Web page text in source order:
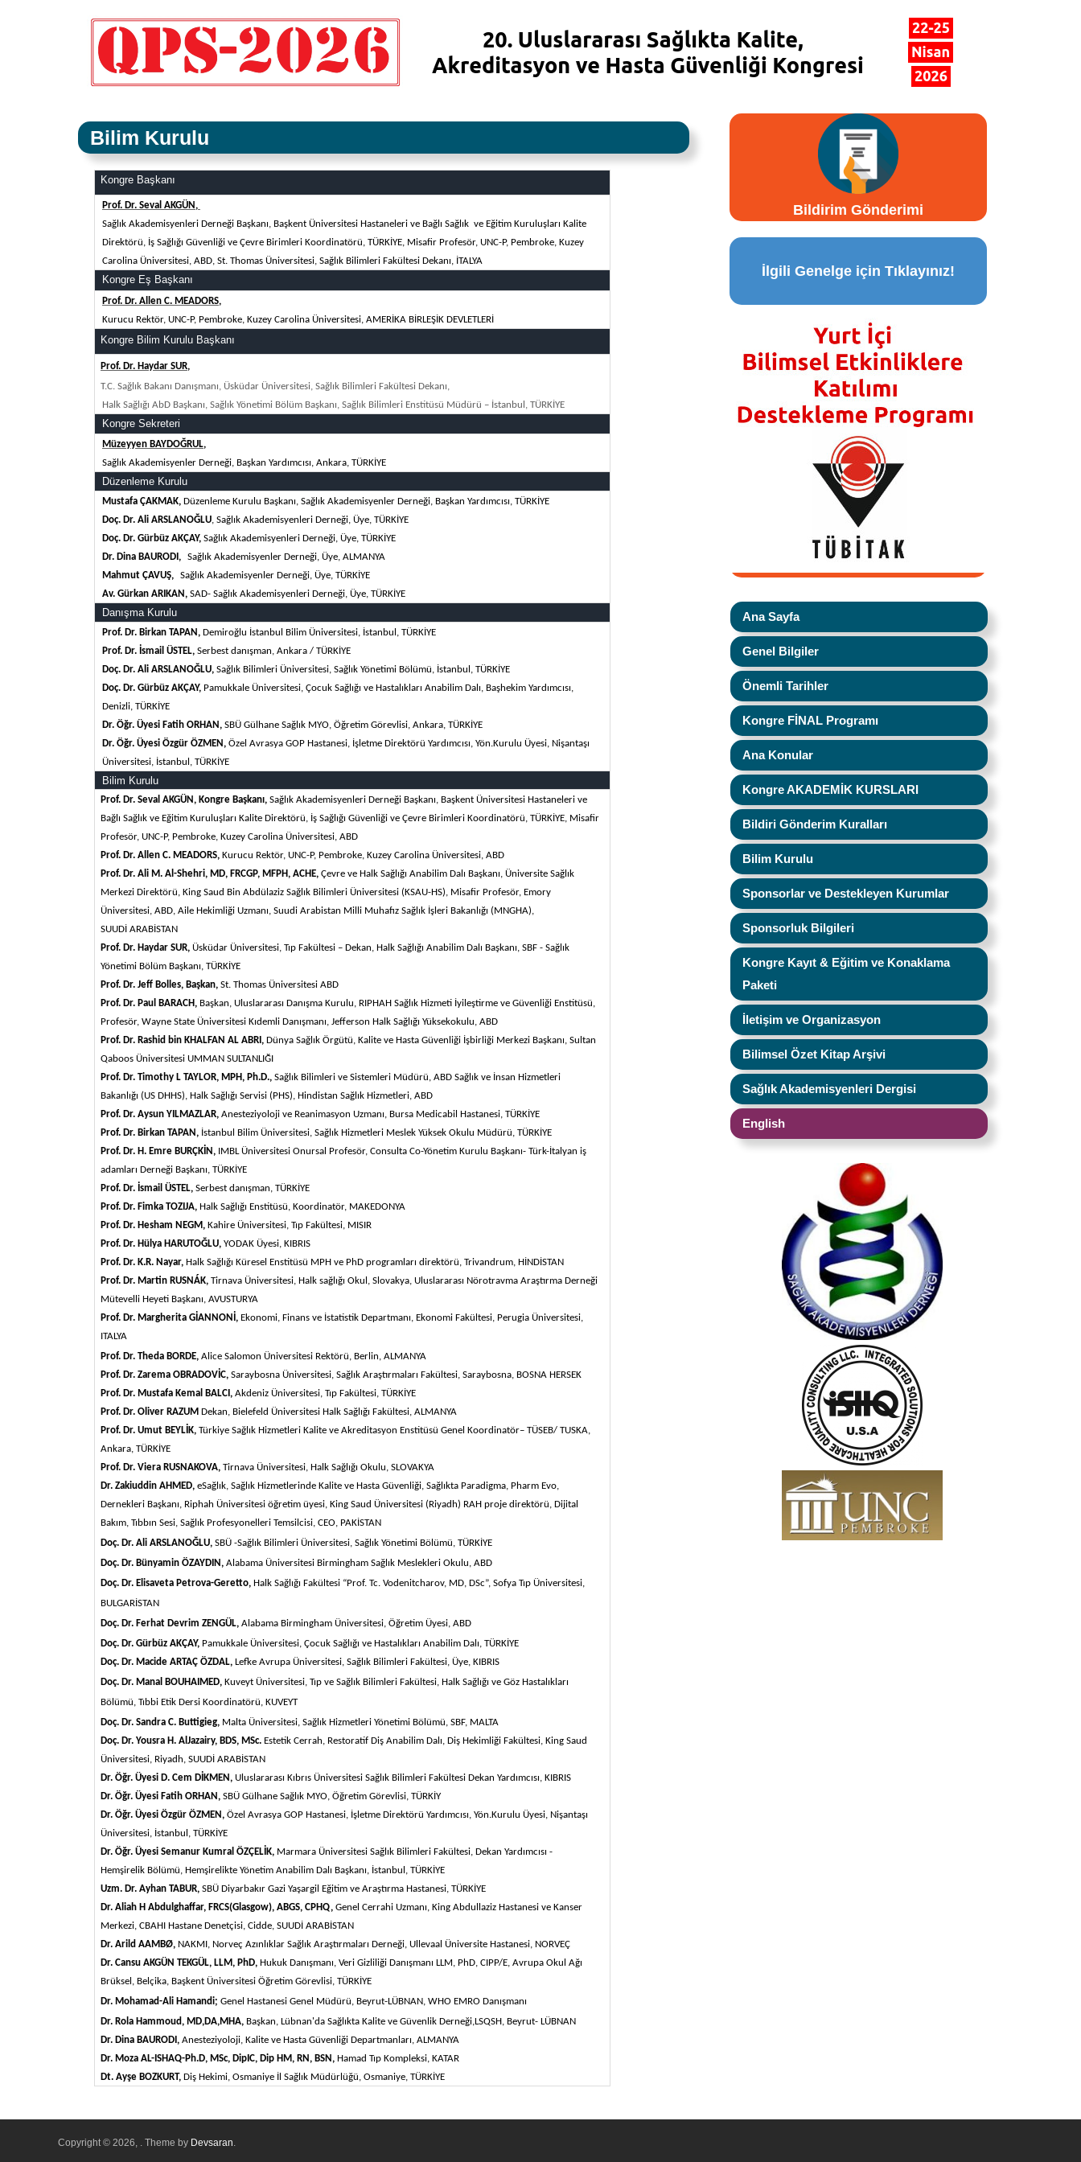
Bilim Kurulu
Kongre Başkanı
Prof. Dr. Seval AKGÜN,
Sağlık Akademisyenleri Derneği Başkanı, Başkent Üniversitesi Hastaneleri ve Bağlı Sağlık ve Eğitim Kuruluşları Kalite
Direktörü, İş Sağlığı Güvenliği ve Çevre Birimleri Koordinatörü, TÜRKİYE, Misafir Profesör, UNC-P, Pembroke, Kuzey
Carolina Üniversitesi, ABD, St. Thomas Üniversitesi, Sağlık Bilimleri Fakültesi Dekanı, İTALYA
Kongre Eş Başkanı
Prof. Dr. Allen C. MEADORS,
Kurucu Rektör, UNC-P, Pembroke, Kuzey Carolina Üniversitesi, AMERİKA BİRLEŞİK DEVLETLERİ
Kongre Bilim Kurulu Başkanı
Prof. Dr. Haydar SUR,
T.C. Sağlık Bakanı Danışmanı, Üsküdar Üniversitesi, Sağlık Bilimleri Fakültesi Dekanı,
Halk Sağlığı AbD Başkanı, Sağlık Yönetimi Bölüm Başkanı, Sağlık Bilimleri Enstitüsü Müdürü – İstanbul, TÜRKİYE
Kongre Sekreteri
Müzeyyen BAYDOĞRUL,
Sağlık Akademisyenler Derneği, Başkan Yardımcısı, Ankara, TÜRKİYE
Düzenleme Kurulu
Mustafa ÇAKMAK, Düzenleme Kurulu Başkanı, Sağlık Akademisyenler Derneği, Başkan Yardımcısı, TÜRKİYE
Doç. Dr. Ali ARSLANOĞLU, Sağlık Akademisyenleri Derneği, Üye, TÜRKİYE
Doç. Dr. Gürbüz AKÇAY, Sağlık Akademisyenleri Derneği, Üye, TÜRKİYE
Dr. Dina BAURODI,
Sağlık Akademisyenler Derneği, Üye, ALMANYA
Mahmut ÇAVUŞ,
Sağlık Akademisyenler Derneği, Üye, TÜRKİYE
Av. Gürkan ARIKAN, SAD- Sağlık Akademisyenleri Derneği, Üye, TÜRKİYE
Danışma Kurulu
Prof. Dr. Birkan TAPAN, Demiroğlu İstanbul Bilim Üniversitesi, İstanbul, TÜRKİYE
Prof. Dr. İsmail ÜSTEL, Serbest danışman, Ankara / TÜRKİYE
Doç. Dr. Ali ARSLANOĞLU, Sağlık Bilimleri Üniversitesi, Sağlık Yönetimi Bölümü, İstanbul, TÜRKİYE
Doç. Dr. Gürbüz AKÇAY, Pamukkale Üniversitesi, Çocuk Sağlığı ve Hastalıkları Anabilim Dalı, Başhekim Yardımcısı,
Denizli, TÜRKİYE
Dr. Öğr. Üyesi Fatih ORHAN, SBÜ Gülhane Sağlık MYO, Öğretim Görevlisi, Ankara, TÜRKİYE
Dr. Öğr. Üyesi Özgür ÖZMEN, Özel Avrasya GOP Hastanesi, İşletme Direktörü Yardımcısı, Yön.Kurulu Üyesi, Nişantaşı
Üniversitesi, İstanbul, TÜRKİYE
Bilim Kurulu
Prof. Dr. Seval AKGÜN, Kongre Başkanı, Sağlık Akademisyenleri Derneği Başkanı, Başkent Üniversitesi Hastaneleri ve
Bağlı Sağlık ve Eğitim Kuruluşları Kalite Direktörü, İş Sağlığı Güvenliği ve Çevre Birimleri Koordinatörü, TÜRKİYE, Misafir
Profesör, UNC-P, Pembroke, Kuzey Carolina Üniversitesi, ABD
Prof. Dr. Allen C. MEADORS, Kurucu Rektör, UNC-P, Pembroke, Kuzey Carolina Üniversitesi, ABD
Prof. Dr. Ali M. Al-Shehri, MD, FRCGP, MFPH, ACHE, Çevre ve Halk Sağlığı Anabilim Dalı Başkanı, Üniversite Sağlık
Merkezi Direktörü, King Saud Bin Abdülaziz Sağlık Bilimleri Üniversitesi (KSAU-HS), Misafir Profesör, Emory
Üniversitesi, ABD, Aile Hekimliği Uzmanı, Suudi Arabistan Milli Muhafız Sağlık İşleri Bakanlığı (MNGHA),
SUUDİ ARABİSTAN
Prof. Dr. Haydar SUR, Üsküdar Üniversitesi, Tıp Fakültesi – Dekan, Halk Sağlığı Anabilim Dalı Başkanı, SBF - Sağlık
Yönetimi Bölüm Başkanı, TÜRKİYE
Prof. Dr. Jeff Bolles, Başkan, St. Thomas Üniversitesi ABD
Prof. Dr. Paul BARACH, Başkan, Uluslararası Danışma Kurulu, RIPHAH Sağlık Hizmeti İyileştirme ve Güvenliği Enstitüsü,
Profesör, Wayne State Üniversitesi Kıdemli Danışmanı, Jefferson Halk Sağlığı Yüksekokulu, ABD
Prof. Dr. Rashid bin KHALFAN AL ABRI, Dünya Sağlık Örgütü, Kalite ve Hasta Güvenliği İşbirliği Merkezi Başkanı, Sultan
Qaboos Üniversitesi UMMAN SULTANLIĞI
Prof. Dr. Timothy L TAYLOR, MPH, Ph.D., Sağlık Bilimleri ve Sistemleri Müdürü, ABD Sağlık ve İnsan Hizmetleri
Bakanlığı (US DHHS), Halk Sağlığı Servisi (PHS), Hindistan Sağlık Hizmetleri, ABD
Prof. Dr. Aysun YILMAZLAR, Anesteziyoloji ve Reanimasyon Uzmanı, Bursa Medicabil Hastanesi, TÜRKİYE
Prof. Dr. Birkan TAPAN, İstanbul Bilim Üniversitesi, Sağlık Hizmetleri Meslek Yüksek Okulu Müdürü, TÜRKİYE
Prof. Dr. H. Emre BURÇKİN, IMBL Üniversitesi Onursal Profesör, Consulta Co-Yönetim Kurulu Başkanı- Türk-İtalyan iş
adamları Derneği Başkanı, TÜRKİYE
Prof. Dr. İsmail ÜSTEL, Serbest danışman, TÜRKİYE
Prof. Dr. Fimka TOZIJA, Halk Sağlığı Enstitüsü, Koordinatör, MAKEDONYA
Prof. Dr. Hesham NEGM, Kahire Üniversitesi, Tıp Fakültesi, MISIR
Prof. Dr. Hülya HARUTOĞLU, YODAK Üyesi, KIBRIS
Prof. Dr. K.R. Nayar, Halk Sağlığı Küresel Enstitüsü MPH ve PhD programları direktörü, Trivandrum, HİNDİSTAN
Prof. Dr. Martin RUSNÁK, Tirnava Üniversitesi, Halk sağlığı Okul, Slovakya, Uluslararası Nörotravma Araştırma Derneği
Mütevelli Heyeti Başkanı, AVUSTURYA
Prof. Dr. Margherita GİANNONİ, Ekonomi, Finans ve İstatistik Departmanı, Ekonomi Fakültesi, Perugia Üniversitesi,
ITALYA
Prof. Dr. Theda BORDE, Alice Salomon Üniversitesi Rektörü, Berlin, ALMANYA
Prof. Dr. Zarema OBRADOVİC, Saraybosna Üniversitesi, Sağlık Araştırmaları Fakültesi, Saraybosna, BOSNA HERSEK
Prof. Dr. Mustafa Kemal BALCI, Akdeniz Üniversitesi, Tıp Fakültesi, TÜRKİYE
Prof. Dr. Oliver RAZUM Dekan, Bielefeld Üniversitesi Halk Sağlığı Fakültesi, ALMANYA
Prof. Dr. Umut BEYLİK, Türkiye Sağlık Hizmetleri Kalite ve Akreditasyon Enstitüsü Genel Koordinatör– TÜSEB/ TUSKA,
Ankara, TÜRKİYE
Prof. Dr. Viera RUSNAKOVA, Tirnava Üniversitesi, Halk Sağlığı Okulu, SLOVAKYA
Dr. Zakiuddin AHMED, eSağlık, Sağlık Hizmetlerinde Kalite ve Hasta Güvenliği, Sağlıkta Paradigma, Pharm Evo,
Dernekleri Başkanı, Riphah Üniversitesi öğretim üyesi, King Saud Üniversitesi (Riyadh) RAH proje direktörü, Dijital
Bakım, Tıbbın Sesi, Sağlık Profesyonelleri Temsilcisi, CEO, PAKİSTAN
Doç. Dr. Ali ARSLANOĞLU, SBÜ -Sağlık Bilimleri Üniversitesi, Sağlık Yönetimi Bölümü, TÜRKİYE
Doç. Dr. Bünyamin ÖZAYDIN, Alabama Üniversitesi Birmingham Sağlık Meslekleri Okulu, ABD
Doç. Dr. Elisaveta Petrova-Geretto, Halk Sağlığı Fakültesi “Prof. Tc. Vodenitcharov, MD, DSc”, Sofya Tıp Üniversitesi,
BULGARİSTAN
Doç. Dr. Ferhat Devrim ZENGÜL, Alabama Birmingham Üniversitesi, Öğretim Üyesi, ABD
Doç. Dr. Gürbüz AKÇAY, Pamukkale Üniversitesi, Çocuk Sağlığı ve Hastalıkları Anabilim Dalı, TÜRKİYE
Doç. Dr. Macide ARTAÇ ÖZDAL, Lefke Avrupa Üniversitesi, Sağlık Bilimleri Fakültesi, Üye, KIBRIS
Doç. Dr. Manal BOUHAIMED, Kuveyt Üniversitesi, Tıp ve Sağlık Bilimleri Fakültesi, Halk Sağlığı ve Göz Hastalıkları
Bölümü, Tıbbi Etik Dersi Koordinatörü, KUVEYT
Doç. Dr. Sandra C. Buttigieg, Malta Üniversitesi, Sağlık Hizmetleri Yönetimi Bölümü, SBF, MALTA
Doç. Dr. Yousra H. AlJazairy, BDS, MSc. Estetik Cerrah, Restoratif Diş Anabilim Dalı, Diş Hekimliği Fakültesi, King Saud
Üniversitesi, Riyadh, SUUDİ ARABİSTAN
Dr. Öğr. Üyesi D. Cem DİKMEN, Uluslararası Kıbrıs Üniversitesi Sağlık Bilimleri Fakültesi Dekan Yardımcısı, KIBRIS
Dr. Öğr. Üyesi Fatih ORHAN, SBÜ Gülhane Sağlık MYO, Öğretim Görevlisi, TÜRKİY
Dr. Öğr. Üyesi Özgür ÖZMEN, Özel Avrasya GOP Hastanesi, İşletme Direktörü Yardımcısı, Yön.Kurulu Üyesi, Nişantaşı
Üniversitesi, İstanbul, TÜRKİYE
Dr. Öğr. Üyesi Semanur Kumral ÖZÇELİK, Marmara Üniversitesi Sağlık Bilimleri Fakültesi, Dekan Yardımcısı -
Hemşirelik Bölümü, Hemşirelikte Yönetim Anabilim Dalı Başkanı, İstanbul, TÜRKİYE
Uzm. Dr. Ayhan TABUR, SBÜ Diyarbakır Gazi Yaşargil Eğitim ve Araştırma Hastanesi, TÜRKİYE
Dr. Aliah H Abdulghaffar, FRCS(Glasgow), ABGS, CPHQ, Genel Cerrahi Uzmanı, King Abdullaziz Hastanesi ve Kanser
Merkezi, CBAHI Hastane Denetçisi, Cidde, SUUDİ ARABİSTAN
Dr. Arild AAMBØ, NAKMI, Norveç Azınlıklar Sağlık Araştırmaları Derneği, Ullevaal Üniversite Hastanesi, NORVEÇ
Dr. Cansu AKGÜN TEKGÜL, LLM, PhD, Hukuk Danışmanı, Veri Gizliliği Danışmanı LLM, PhD, CIPP/E, Avrupa Okul Ağı
Brüksel, Belçika, Başkent Üniversitesi Öğretim Görevlisi, TÜRKİYE
Dr. Mohamad-Ali Hamandi; Genel Hastanesi Genel Müdürü, Beyrut-LÜBNAN, WHO EMRO Danışmanı
Dr. Rola Hammoud, MD,DA,MHA, Başkan, Lübnan'da Sağlıkta Kalite ve Güvenlik Derneği,LSQSH, Beyrut- LÜBNAN
Dr. Dina BAURODI, Anesteziyoloji, Kalite ve Hasta Güvenliği Departmanları, ALMANYA
Dr. Moza AL-ISHAQ-Ph.D, MSc, DipIC, Dip HM, RN, BSN, Hamad Tıp Kompleksi, KATAR
Dt. Ayşe BOZKURT, Diş Hekimi, Osmaniye İl Sağlık Müdürlüğü, Osmaniye, TÜRKİYE
Bildirim Gönderimi
İlgili Genelge için Tıklayınız!
Ana Sayfa
Genel Bilgiler
Önemli Tarihler
Kongre FİNAL Programı
Ana Konular
Kongre AKADEMİK KURSLARI
Bildiri Gönderim Kuralları
Bilim Kurulu
Sponsorlar ve Destekleyen Kurumlar
Sponsorluk Bilgileri
Kongre Kayıt & Eğitim ve Konaklama
Paketi
İletişim ve Organizasyon
Bilimsel Özet Kitap Arşivi
Sağlık Akademisyenleri Dergisi
English
Copyright © 2026, . Theme by Devsaran.